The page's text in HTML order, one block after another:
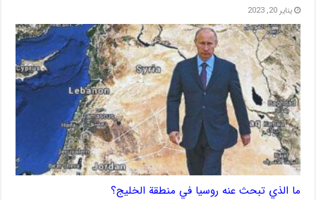
يناير 20, 2023
ما الذي تبحث عنه روسيا في منطقة الخليج؟